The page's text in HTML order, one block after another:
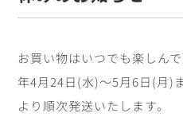
お買い物はいつでも楽しん
年4月24日(水)～5月6日(月)
より順次発送いたします。